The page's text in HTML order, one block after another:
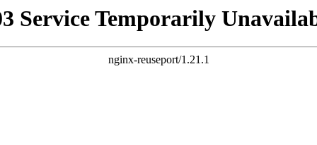
Service Temporarily
nginx-reuseport/1.21.1